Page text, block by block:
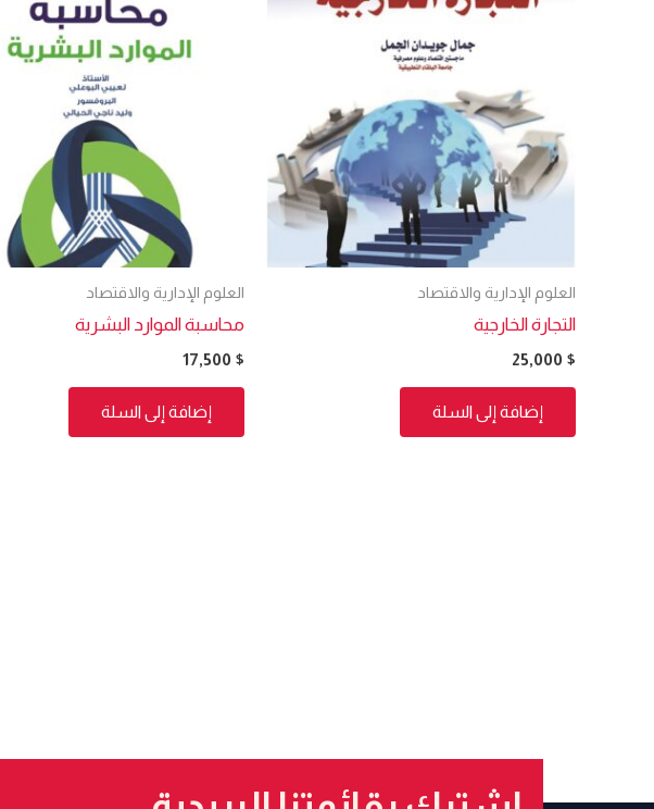
العلوم الإدارية والاقتصاد
التجارة الخارجية
25,000 $
إضافة إلى السلة
العلوم الإدارية والاقتصاد
محاسبة الموارد البشرية
17,500 $
إضافة إلى السلة